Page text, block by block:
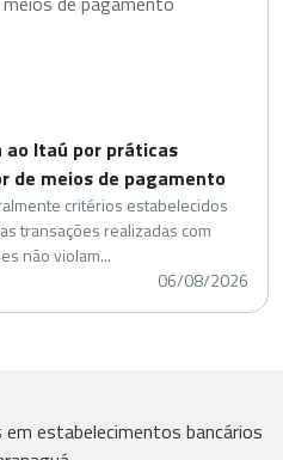
ao Itaú por práticas
de meios de pagamento
critérios estabelecidos
transações realizadas com
não violam...
06/08/2026